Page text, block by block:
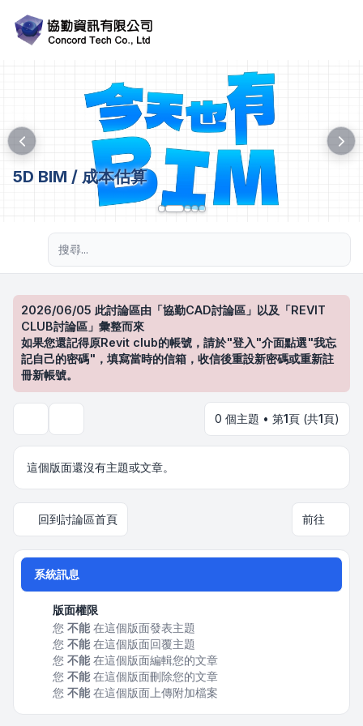
5D BIM / 成本估算
2026/06/05 此討論區由「協勤CAD討論區」以及「REVIT
CLUB討論區」彙整而來
如果您還記得原Revit club的帳號，請於"登入"介面點選"我忘
記自己的密碼"，填寫當時的信箱，收信後重設新密碼或重新註
冊新帳號。
0 個主題 • 第1頁 (共1頁)
這個版面還沒有主題或文章。
回到討論區首頁 前往
系統訊息
版面權限
您 不能在這個版面發表主題
您 不能在這個版面回覆主題
您 不能在這個版面編輯您的文章
您 不能在這個版面刪除您的文章
您 不能在這個版面上傳附加檔案